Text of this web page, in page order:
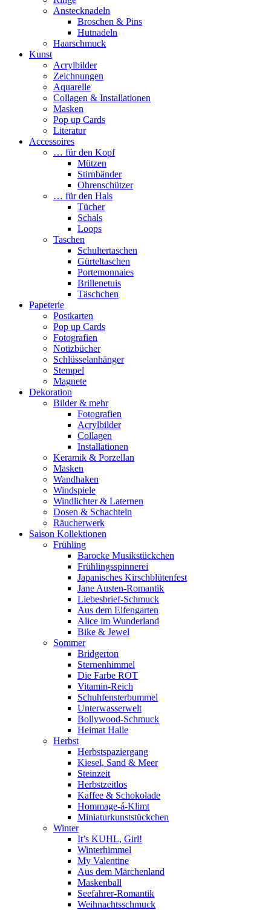
Anstecknadeln
Broschen & Pins
Hutnadeln
Haarschmuck
Kunst
Acrylbilder
Zeichnungen
Aquarelle
Collagen & Installationen
Masken
Pop up Cards
Literatur
Accessoires
… für den Kopf
Mützen
Stirnbänder
Ohrenschützer
… für den Hals
Tücher
Schals
Loops
Taschen
Schultertaschen
Gürteltaschen
Portemonnaies
Brillenetuis
Täschchen
Papeterie
Postkarten
Pop up Cards
Fotografien
Notizbücher
Schlüsselanhänger
Stempel
Magnete
Dekoration
Bilder & mehr
Fotografien
Acrylbilder
Collagen
Installationen
Keramik & Porzellan
Masken
Wandhaken
Windspiele
Windlichter & Laternen
Dosen & Schachteln
Räucherwerk
Saison Kollektionen
Frühling
Barocke Musikstückchen
Frühlingsspinnerei
Japanisches Kirschblütenfest
Jane Austen-Romantik
Liebesbrief-Schmuck
Aus dem Elfengarten
Alice im Wunderland
Bike & Jewel
Sommer
Bridgerton
Sternenhimmel
Die Farbe ROT
Vitamin-Reich
Schuhfensterbummel
Unterwasserwelt
Bollywood-Schmuck
Heimat Halle
Herbst
Herbstspaziergang
Kiesel, Sand & Meer
Steinzeit
Herbstzeitlos
Kaffee & Schokolade
Hommage-á-Klimt
Miniaturkunststückchen
Winter
It’s KUHL, Girl!
Winterhimmel
My Valentine
Aus dem Märchenland
Maskenball
Seefahrer-Romantik
Weihnachtsschmuck